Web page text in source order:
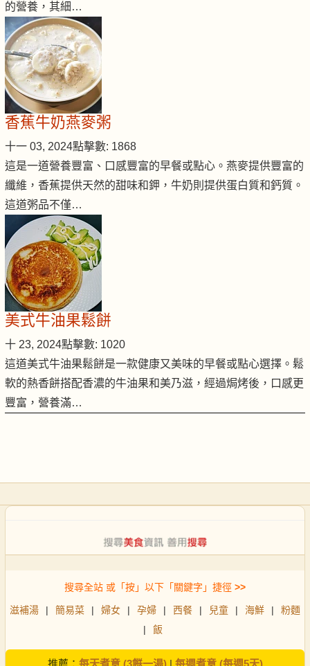
的營養，其細…
香蕉牛奶燕麥粥
十一 03, 2024點擊數: 1868
這是一道營養豐富、口感豐富的早餐或點心。燕麥提供豐富的
纖維，香蕉提供天然的甜味和鉀，牛奶則提供蛋白質和鈣質。
這道粥品不僅…
美式牛油果鬆餅
十 23, 2024點擊數: 1020
這道美式牛油果鬆餅是一款健康又美味的早餐或點心選擇。鬆
軟的熱香餅搭配香濃的牛油果和美乃滋，經過焗烤後，口感更
豐富，營養滿…
搜尋全站 或「按」以下「關鍵字」捷徑 >>
滋補湯 | 簡易菜 | 婦女 | 孕婦 | 西餐 | 兒童 | 海鮮 |
粉麵
|
飯
推薦： 每天煮意 (3餸一湯)| 每週煮意 (每週5天)